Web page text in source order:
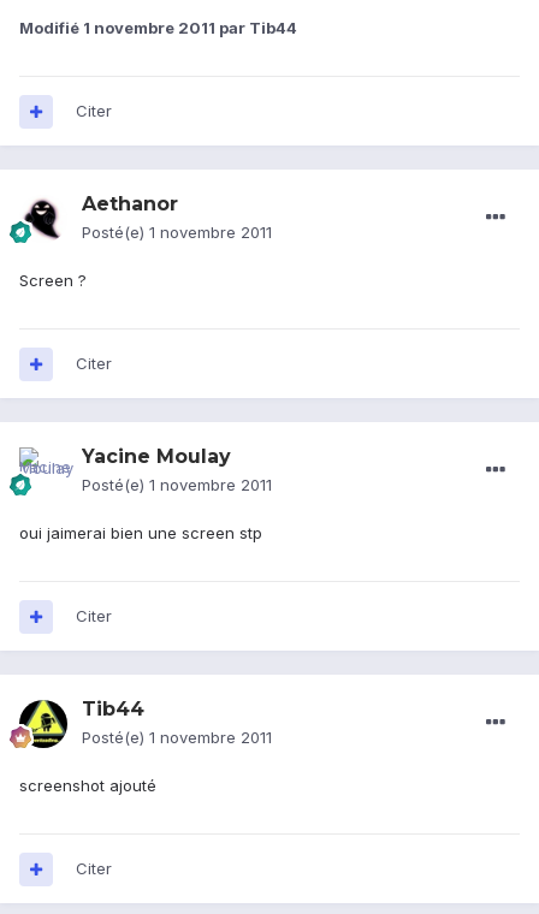
Modifié 1 novembre 2011 par Tib44
Citer
Aethanor
Posté(e) 1 novembre 2011
Screen ?
Citer
Yacine Moulay
Posté(e) 1 novembre 2011
oui jaimerai bien une screen stp
Citer
Tib44
Posté(e) 1 novembre 2011
screenshot ajouté
Citer